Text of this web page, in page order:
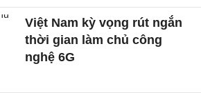
Việt Nam kỳ vọng rút ngắn
thời gian làm chủ công
nghệ 6G